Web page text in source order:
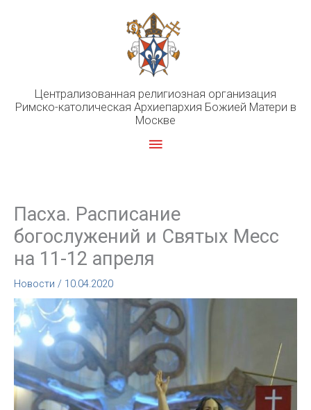
Централизованная религиозная организация
Римско-католическая Архиепархия Божией Матери в
Москве
Главное
Пасха. Расписание
богослужений и Святых Месс
на 11-12 апреля
Новости / 10.04.2020